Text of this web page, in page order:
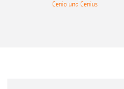
Cenio und Cenius